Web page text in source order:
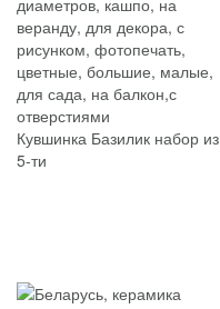
Кувшинка Базилик набор из
5-ти